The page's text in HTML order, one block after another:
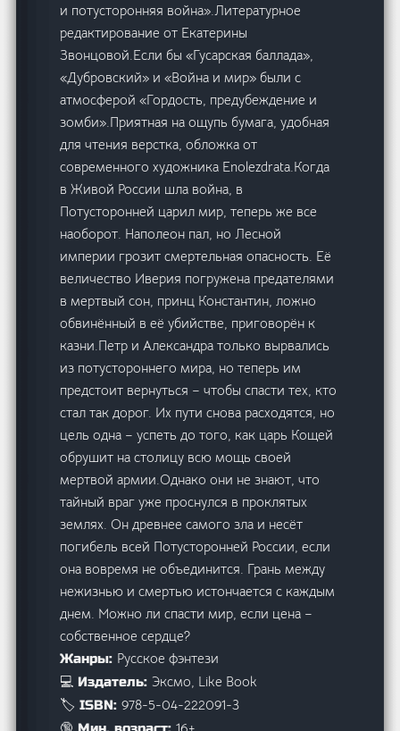
и потусторонняя война».Литературное
редактирование от Екатерины
Звонцовой.Если бы «Гусарская баллада»,
«Дубровский» и «Война и мир» были с
атмосферой «Гордость, предубеждение и
зомби».Приятная на ощупь бумага, удобная
для чтения верстка, обложка от
современного художника Enolezdrata.Когда
в Живой России шла война, в
Потусторонней царил мир, теперь же все
наоборот. Наполеон пал, но Лесной
империи грозит смертельная опасность. Её
величество Иверия погружена предателями
в мертвый сон, принц Константин, ложно
обвинённый в её убийстве, приговорён к
казни.Петр и Александра только вырвались
из потустороннего мира, но теперь им
предстоит вернуться – чтобы спасти тех, кто
стал так дорог. Их пути снова расходятся, но
цель одна – успеть до того, как царь Кощей
обрушит на столицу всю мощь своей
мертвой армии.Однако они не знают, что
тайный враг уже проснулся в проклятых
землях. Он древнее самого зла и несёт
погибель всей Потусторонней России, если
она вовремя не объединится. Грань между
нежизнью и смертью истончается с каждым
днем. Можно ли спасти мир, если цена –
собственное сердце?
Жанры: Русское фэнтези
💻 Издатель: Эксмо, Like Book
🏷️ ISBN:978-5-04-222091-3